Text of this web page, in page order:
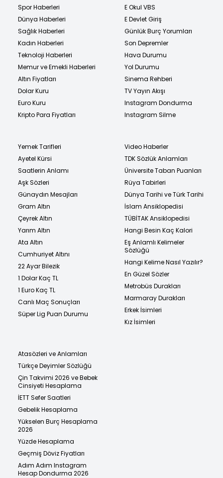
Spor Haberleri
Dünya Haberleri
Sağlık Haberleri
Kadın Haberleri
Teknoloji Haberleri
Memur ve Emekli Haberleri
Altın Fiyatları
Dolar Kuru
Euro Kuru
Kripto Para Fiyatları
E Okul VBS
E Devlet Giriş
Günlük Burç Yorumları
Son Depremler
Hava Durumu
Yol Durumu
Sinema Rehberi
TV Yayın Akışı
Instagram Dondurma
Instagram Silme
Yemek Tarifleri
Ayetel Kürsi
Saatlerin Anlamı
Aşk Sözleri
Günaydın Mesajları
Gram Altın
Çeyrek Altın
Yarım Altın
Ata Altın
Cumhuriyet Altını
22 Ayar Bilezik
1 Dolar Kaç TL
1 Euro Kaç TL
Canlı Maç Sonuçları
Süper Lig Puan Durumu
Video Haberler
TDK Sözlük Anlamları
Üniversite Taban Puanları
Rüya Tabirleri
Dünya Tarihi ve Türk Tarihi
İslam Ansiklopedisi
TÜBİTAK Ansiklopedisi
Hangi Besin Kaç Kalori
Eş Anlamlı Kelimeler
Sözlüğü
Hangi Kelime Nasıl Yazılır?
En Güzel Sözler
Metrobüs Durakları
Marmaray Durakları
Erkek İsimleri
Kız İsimleri
Atasözleri ve Anlamları
Türkçe Deyimler Sözlüğü
Çin Takvimi 2026 ve Bebek
Cinsiyeti Hesaplama
İETT Sefer Saatleri
Gebelik Hesaplama
Yükselen Burç Hesaplama
2026
Yüzde Hesaplama
Geçmiş Döviz Fiyatları
Adım Adım Instagram
Hesap Dondurma 2026